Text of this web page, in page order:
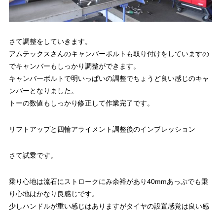
さて調整をしていきます。
アムテックスさんのキャンバーボルトも取り付けをしていますの
でキャンバーもしっかり調整ができます。
キャンバーボルトで明いっぱいの調整でちょうど良い感じのキャ
ンバーとなりました。
トーの数値もしっかり修正して作業完了です。
リフトアップと四輪アライメント調整後のインプレッション
さて試乗です。
乗り心地は流石にストロークにみ余裕があり40mmあっぷでも乗
り心地はかなり良感じです。
少しハンドルが重い感じはありますがタイヤの設置感覚は良い感